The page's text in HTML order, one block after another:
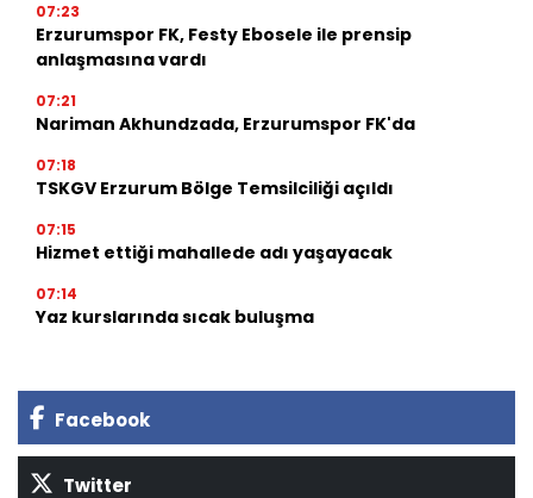
07:23
Erzurumspor FK, Festy Ebosele ile prensip
anlaşmasına vardı
07:21
Nariman Akhundzada, Erzurumspor FK'da
07:18
TSKGV Erzurum Bölge Temsilciliği açıldı
07:15
Hizmet ettiği mahallede adı yaşayacak
07:14
Yaz kurslarında sıcak buluşma
Facebook
Twitter